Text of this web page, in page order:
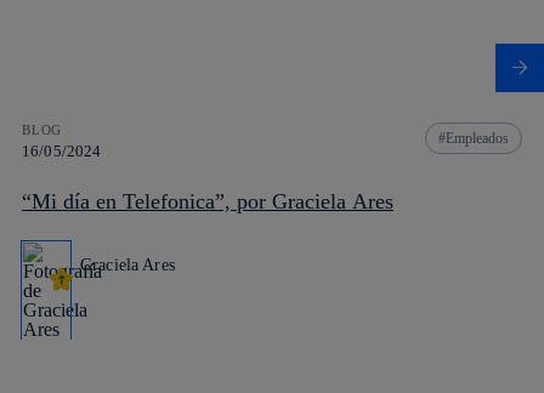
BLOG
16/05/2024
Empleados
“Mi día en Telefonica”, por Graciela Ares
Graciela Ares